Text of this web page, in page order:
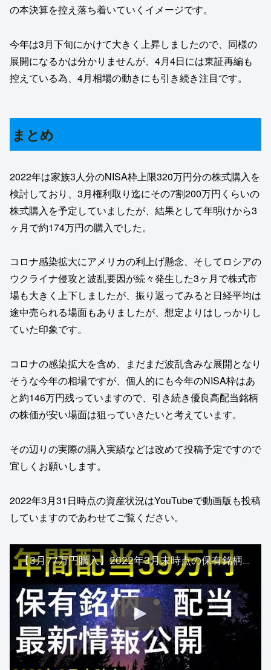
の本決算を控え落ち着いていくイメージです。
今年は3月下旬にかけて大きく上昇しましたので、同様の
展開になるかは分かりませんが、4月4日には東証再編も
控えている為、4月相場の動きにも引き続き注目です。
まとめ
2022年は家族3人分のNISA枠上限320万円分の株式購入を
検討しており、3月権利取り迄にその7割200万円くらいの
株式購入を予定していましたが、結果として年明けから3
ヶ月で約174万円の購入でした。
コロナ感染拡大にアメリカの利上げ懸念、そしてロシアの
ウクライナ侵攻と波乱要因が続々発生した3ヶ月で株式市
場も大きく上下しましたが、振り返ってみると日経平均は
途中売られる場面もありましたが、想定よりはしっかりし
ていた印象です。
コロナの感染拡大を含め、まだまだ波乱含みな展開となり
そうな今年の相場ですが、個人的にも今年のNISA枠はあ
と約146万円残っていますので、引き続き優良高配当銘柄
の株価が安い場面は狙っていきたいと考えています。
その辺りの実際の購入実績などは改めて投稿予定ですので
宜しくお願いします。
2022年3月31日時点の資産状況はYouTubeで動画版も投稿
していますのであわせてご覧ください。
【3月77万円購入】2022年3月末時点の保有銘柄・配当優待最新情報公開